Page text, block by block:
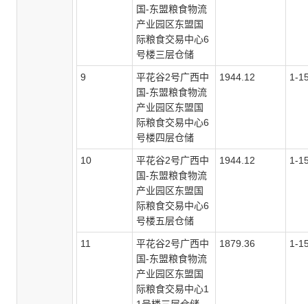
国-东盟粮食物流
产业园区东盟国
际粮食交易中心6
号楼三层仓储
9 平花谷2号广西中
国-东盟粮食物流
产业园区东盟国
际粮食交易中心6
号楼四层仓储
1944.12 1-
10 平花谷2号广西中
国-东盟粮食物流
产业园区东盟国
际粮食交易中心6
号楼五层仓储
1944.12 1-
11 平花谷2号广西中
国-东盟粮食物流
产业园区东盟国
际粮食交易中心1
1879.36 1-